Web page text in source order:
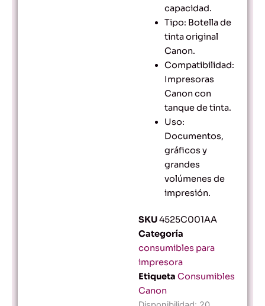
capacidad.
Tipo: Botella de
tinta original
Canon.
Compatibilidad:
Impresoras
Canon con
tanque de tinta.
Uso:
Documentos,
gráficos y
grandes
volúmenes de
impresión.
SKU4525C001AA
Categoría
consumibles para
impresora
Etiqueta Consumibles
Canon
Tinta